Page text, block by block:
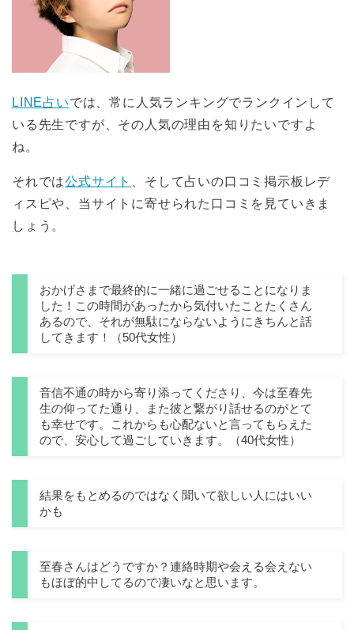
LINE占いでは、常に人気ランキングでランクインして
いる先生ですが、その人気の理由を知りたいですよ
ね。
それでは公式サイト
、そして占いの口コミ掲示板レデ
ィスピや、当サイトに寄せられた口コミを見ていきま
しょう。
おかげさまで最終的に一緒に過ごせることになりま
した！この時間があったから気付いたことたくさん
あるので、それが無駄にならないようにきちんと話
してきます！（50代女性）
音信不通の時から寄り添ってくださり、今は至春先
生の仰ってた通り、また彼と繋がり話せるのがとて
も幸せです。これからも心配ないと言ってもらえた
ので、安心して過ごしていきます。（40代女性）
結果をもとめるのではなく聞いて欲しい人にはいい
かも
至春さんはどうですか？連絡時期や会える会えない
もほぼ的中してるので凄いなと思います。